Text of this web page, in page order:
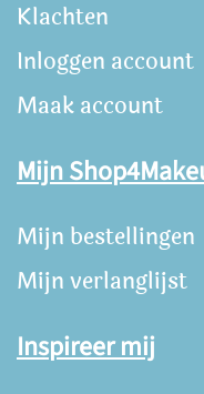
Klachten
Inloggen account
Maak account
Mijn
Mijn bestellingen
Mijn verlanglijst
Inspireer mij